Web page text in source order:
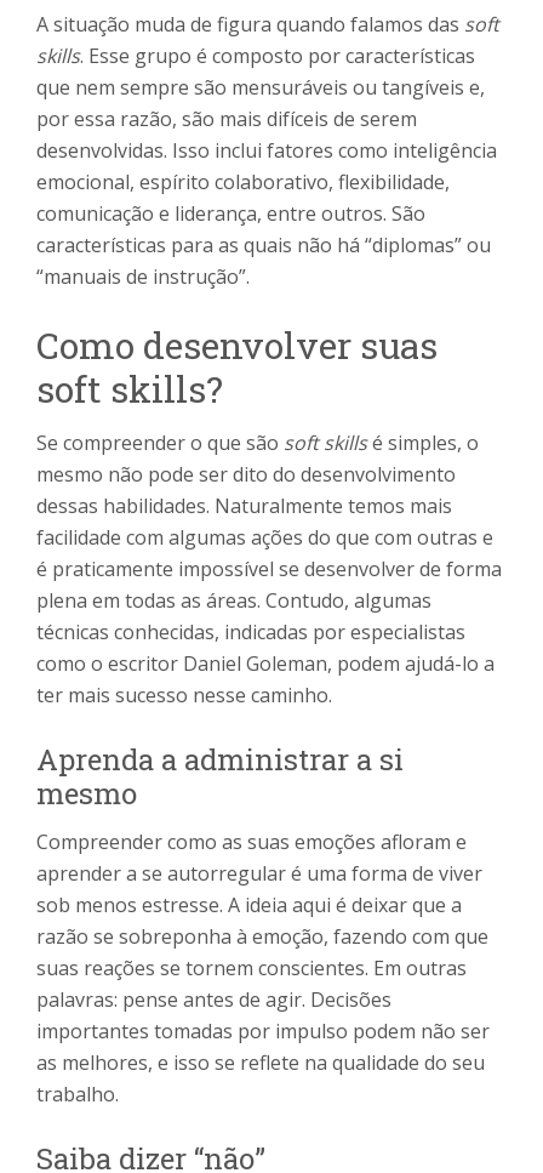
A situação muda de figura quando falamos das soft
skills. Esse grupo é composto por características
que nem sempre são mensuráveis ou tangíveis e,
por essa razão, são mais difíceis de serem
desenvolvidas. Isso inclui fatores como inteligência
emocional, espírito colaborativo, flexibilidade,
comunicação e liderança, entre outros. São
características para as quais não há “diplomas” ou
“manuais de instrução”.
Como desenvolver suas
soft skills?
Se compreender o que são soft skillsé simples, o
mesmo não pode ser dito do desenvolvimento
dessas habilidades. Naturalmente temos mais
facilidade com algumas ações do que com outras e
é praticamente impossível se desenvolver de forma
plena em todas as áreas. Contudo, algumas
técnicas conhecidas, indicadas por especialistas
como o escritor Daniel Goleman, podem ajudá-lo a
ter mais sucesso nesse caminho.
Aprenda a administrar a si
mesmo
Compreender como as suas emoções afloram e
aprender a se autorregular é uma forma de viver
sob menos estresse. A ideia aqui é deixar que a
razão se sobreponha à emoção, fazendo com que
suas reações se tornem conscientes. Em outras
palavras: pense antes de agir. Decisões
importantes tomadas por impulso podem não ser
as melhores, e isso se reflete na qualidade do seu
trabalho.
Saiba dizer “não”